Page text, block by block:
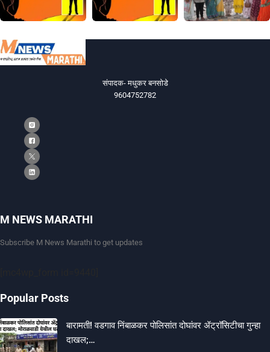
संपादक- मधुकर बनसोडे
9604752782
M NEWS MARATHI
Subscribe M News Marathi to get updates
Popular Posts
बारामती! वडगाव निंबाळकर पोलिसांत दोघांवर ॲट्रॉसिटीचा गुन्हा
दाखल;…